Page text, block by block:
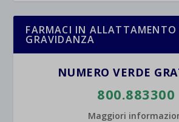
FARMACI IN ALLATTAMENTO
GRAVIDANZA
NUMERO VERDE
800.883300
Maggiori